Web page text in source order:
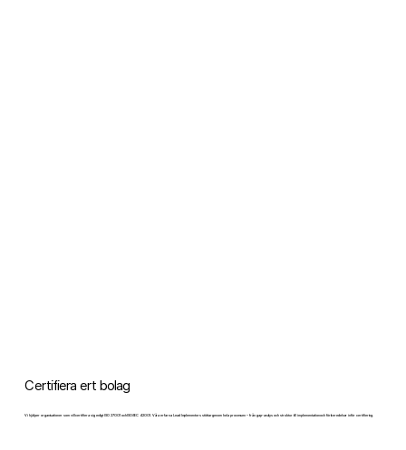
Certifiera ert bolag
Vi hjälper organisationer som vill certifiera sig enligt ISO 27001 och ISO/IEC 42001. Våra erfarna Lead Implementors stöttar genom hela processen – från gap-analys och struktur till implementation och förberedelser inför certifiering.